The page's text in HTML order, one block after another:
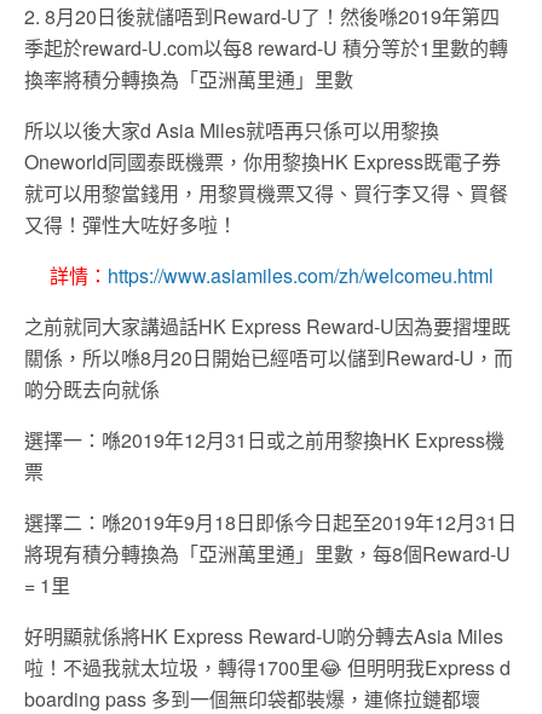
2. 8月20日後就儲唔到Reward-U了！然後喺2019年第四
季起於reward-U.com以每8 reward-U 積分等於1里數的轉
換率將積分轉換為「亞洲萬里通」里數
所以以後大家d Asia Miles就唔再只係可以用黎換
Oneworld同國泰既機票，你用黎換HK Express既電子券
就可以用黎當錢用，用黎買機票又得、買行李又得、買餐
又得！彈性大咗好多啦！
詳情： https://www.asiamiles.com/zh/welcomeu.html
之前就同大家講過話HK Express Reward-U因為要摺埋既
關係，所以喺8月20日開始已經唔可以儲到Reward-U ，而
啲分既去向就係
選擇一：喺2019年12月31 日或之前用黎換HK Express機
票
選擇二：喺2019年9月18日即係今日起至2019年12月31 日
將現有積分轉換為「亞洲萬里通」里數，每8個Reward-U
= 1 里
好明顯就係將HK Express Reward-U啲分轉去Asia Miles
啦！不過我就太垃圾，轉得1700里😂 但明明我Express d
boarding pass 多到一個無印袋都裝爆，連條拉鏈都壞